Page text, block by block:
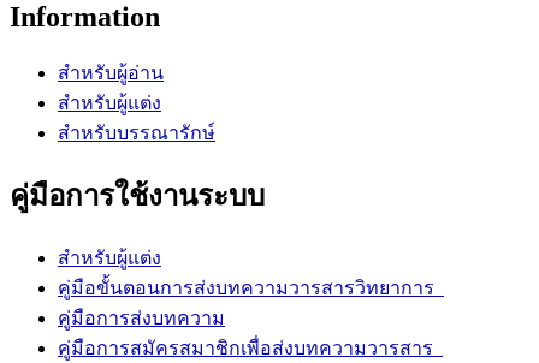
Information
สำหรับผู้อ่าน
สำหรับผู้แต่ง
สำหรับบรรณารักษ์
คู่มือการใช้งานระบบ
สำหรับผู้แต่ง
คู่มือขั้นตอนการส่งบทความวารสารวิทยาการ
คู่มือการส่งบทความ
คู่มือการสมัครสมาชิกเพื่อส่งบทความวารสาร